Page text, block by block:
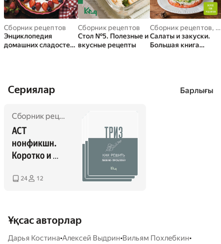
Сборник рецептов
Энциклопедия
домашних сладостей.
Сборник рецептов
Стол №5. Полезные и
вкусные рецепты
Сборник рецептов,
Салаты и закуски.
Большая книга
Сериялар Барлығы
Сборник рецептов
АСТ
нонфикшн.
Коротко и
24 12
Ұқсас авторлар
Дарья Костина•Алексей Выдрин•Вильям Похлебкин•